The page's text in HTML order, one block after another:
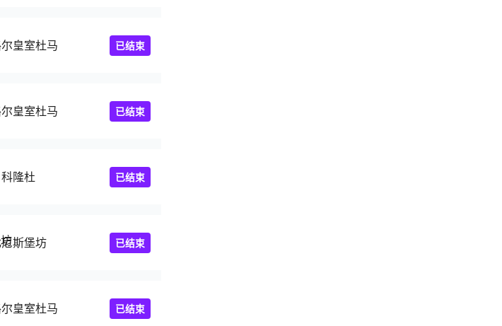
皇室杜马 已结束
皇室杜马 已结束
科隆杜 已结束
斯堡坊 已结束
皇室杜马 已结束